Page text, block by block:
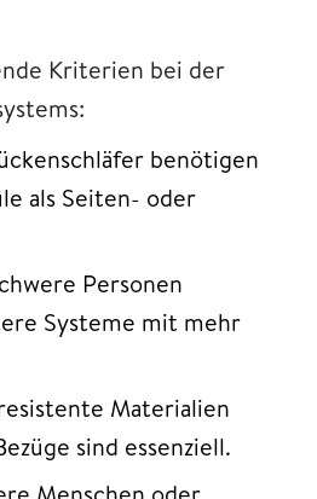
Kriterien bei der
benötigen
als Seiten- oder
Personen
Systeme mit mehr
Materialien
sind essenziell.